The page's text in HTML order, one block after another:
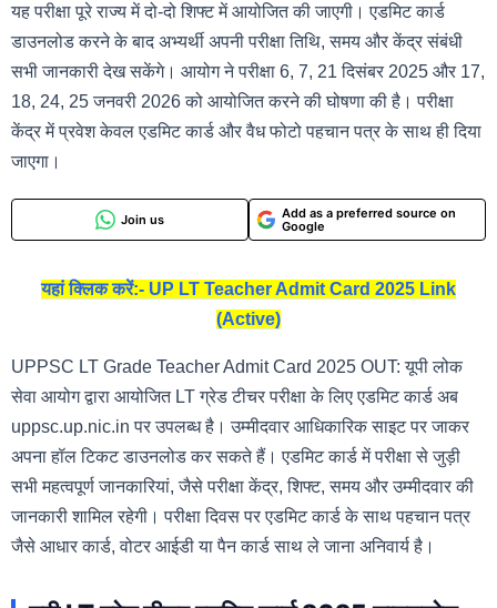
यह परीक्षा पूरे राज्य में दो-दो शिफ्ट में आयोजित की जाएगी। एडमिट कार्ड
डाउनलोड करने के बाद अभ्यर्थी अपनी परीक्षा तिथि, समय और केंद्र संबंधी
सभी जानकारी देख सकेंगे। आयोग ने परीक्षा 6, 7, 21 दिसंबर 2025 और 17,
18, 24, 25 जनवरी 2026 को आयोजित करने की घोषणा की है। परीक्षा
केंद्र में प्रवेश केवल एडमिट कार्ड और वैध फोटो पहचान पत्र के साथ ही दिया
जाएगा।
Join us
Add as a preferred source on
Google
यहां क्लिक करें:- UP LT Teacher Admit Card 2025 Link
(Active)
UPPSC LT Grade Teacher Admit Card 2025 OUT: यूपी लोक
सेवा आयोग द्वारा आयोजित LT ग्रेड टीचर परीक्षा के लिए एडमिट कार्ड अब
uppsc.up.nic.in पर उपलब्ध है। उम्मीदवार आधिकारिक साइट पर जाकर
अपना हॉल टिकट डाउनलोड कर सकते हैं। एडमिट कार्ड में परीक्षा से जुड़ी
सभी महत्वपूर्ण जानकारियां, जैसे परीक्षा केंद्र, शिफ्ट, समय और उम्मीदवार की
जानकारी शामिल रहेगी। परीक्षा दिवस पर एडमिट कार्ड के साथ पहचान पत्र
जैसे आधार कार्ड, वोटर आईडी या पैन कार्ड साथ ले जाना अनिवार्य है।